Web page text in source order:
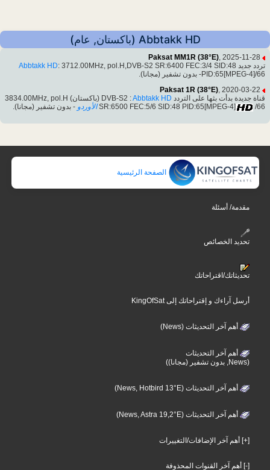
Abbtakk HD (باكستان, عام)
Paksat MM1R (38°E), 2025-11-28
تردد جديد
Abbtakk HD: 3712.00MHz, pol.H,DVB-S2 SR:6400 FEC:3/4 SID:48
PID:65[MPEG-4]/66- بدون تشفير (مجانا).
Paksat 1R (38°E), 2020-03-22
قناة جديدة بدأت بثها على التردد DVB-S2 : Abbtakk HD
(باكستان) 3834.00MHz, pol.H
SR:6500 FEC:5/6 SID:48 PID:65[MPEG-4]
/66 الأوردو - بدون تشفير (مجانا).
الصفحة الرئيسية
مقدمة/ أسئلة
تحديد الخصائص
تحديثاتك/اقتراحاتك
أرسل آراءك و إقتراحاتك إلى KingOfSat
أهم آخر التحديثات (News)
أهم آخر التحديثات
(News, بدون تشفير (مجانا))
أهم آخر التحديثات (News, Hotbird 13°E)
أهم آخر التحديثات (News, Astra 19,2°E)
[+] أهم آخر الإضافات/التغييرات
[-] أهم آخر القنوات المحذوفة